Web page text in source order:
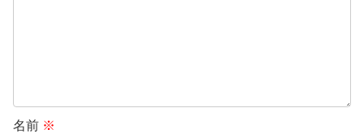
名前 ※